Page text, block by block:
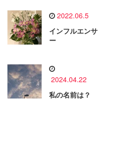
2022.06.5
インフルエンサ
ー
2024.04.22
私の名前は？